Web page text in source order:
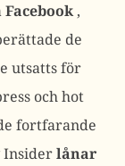
Facebook,
de
utsatts för
och hot
fortfarande
lånar